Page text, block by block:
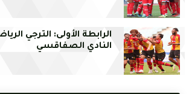
الرابطة الأولى: الترجي
النادي الصفاقسي